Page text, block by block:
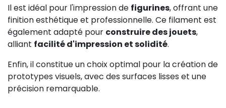
Il est idéal pour l'impression de figurines, offrant une
finition esthétique et professionnelle. Ce filament est
également adapté pour construire des jouets,
alliant facilité d'impression et solidité.
Enfin, il constitue un choix optimal pour la création de
prototypes visuels, avec des surfaces lisses et une
précision remarquable.